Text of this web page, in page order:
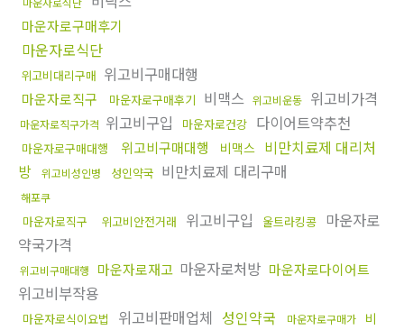
마운자로구매후기
마운자로식단
위고비대리구매 위고비구매대행
마운자로직구 마운자로구매후기 비맥스 위고비운동 위고비가격
마운자로직구가격 위고비구입 마운자로건강 다이어트약추천
마운자로구매대행 위고비구매대행 비맥스 비만치료제 대리처
방
위고비성인병 성인약국 비만치료제 대리구매
해포쿠
마운자로직구 위고비안전거래 위고비구입 울트라킹콩
마운자로
약국가격
위고비구매대행 마운자로재고 마운자로처방 마운자로다이어트
위고비부작용
마운자로식이요법 위고비판매업체 성인약국 마운자로구매가
비